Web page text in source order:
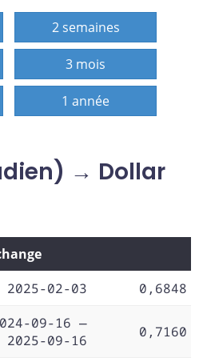
2 semaines
3 mois
1 année
→ Dollar
2025-02-03 0,6848
09-16 —
2025-09-16
0,7160